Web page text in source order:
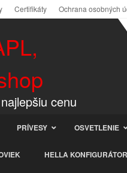
Certifikáty Ochrana osobných
cenu
PRÍVESY OSVETLENIE
HELLA